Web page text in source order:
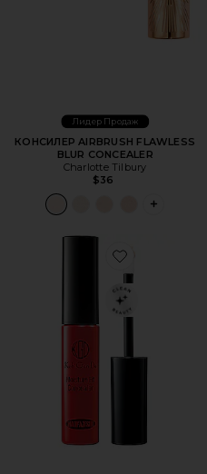
Лидер Продаж
КОНСИЛЕР AIRBRUSH FLAWLESS
BLUR CONCEALER
Charlotte Tilbury
$36
PLUS
Favorite